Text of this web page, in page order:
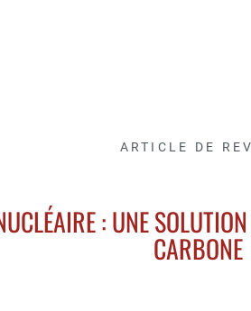
ARTICLE DE
: UNE
CARBONE